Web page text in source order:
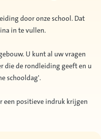
door onze school. Dat
in te vullen.
U kunt al uw vragen
die de rondleiding geeft en u
schooldag'.
een positieve indruk krijgen